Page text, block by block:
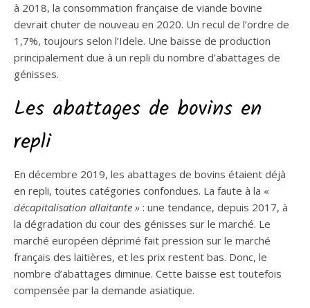
à 2018, la consommation française de viande bovine
devrait chuter de nouveau en 2020. Un recul de l’ordre de
1,7%, toujours selon l’Idele. Une baisse de production
principalement due à un repli du nombre d’abattages de
génisses.
Les abattages de bovins en
repli
En décembre 2019, les abattages de bovins étaient déjà
en repli, toutes catégories confondues. La faute à la «
décapitalisation allaitante » : une tendance, depuis 2017, à
la dégradation du cour des génisses sur le marché. Le
marché européen déprimé fait pression sur le marché
français des laitières, et les prix restent bas. Donc, le
nombre d’abattages diminue. Cette baisse est toutefois
compensée par la demande asiatique.